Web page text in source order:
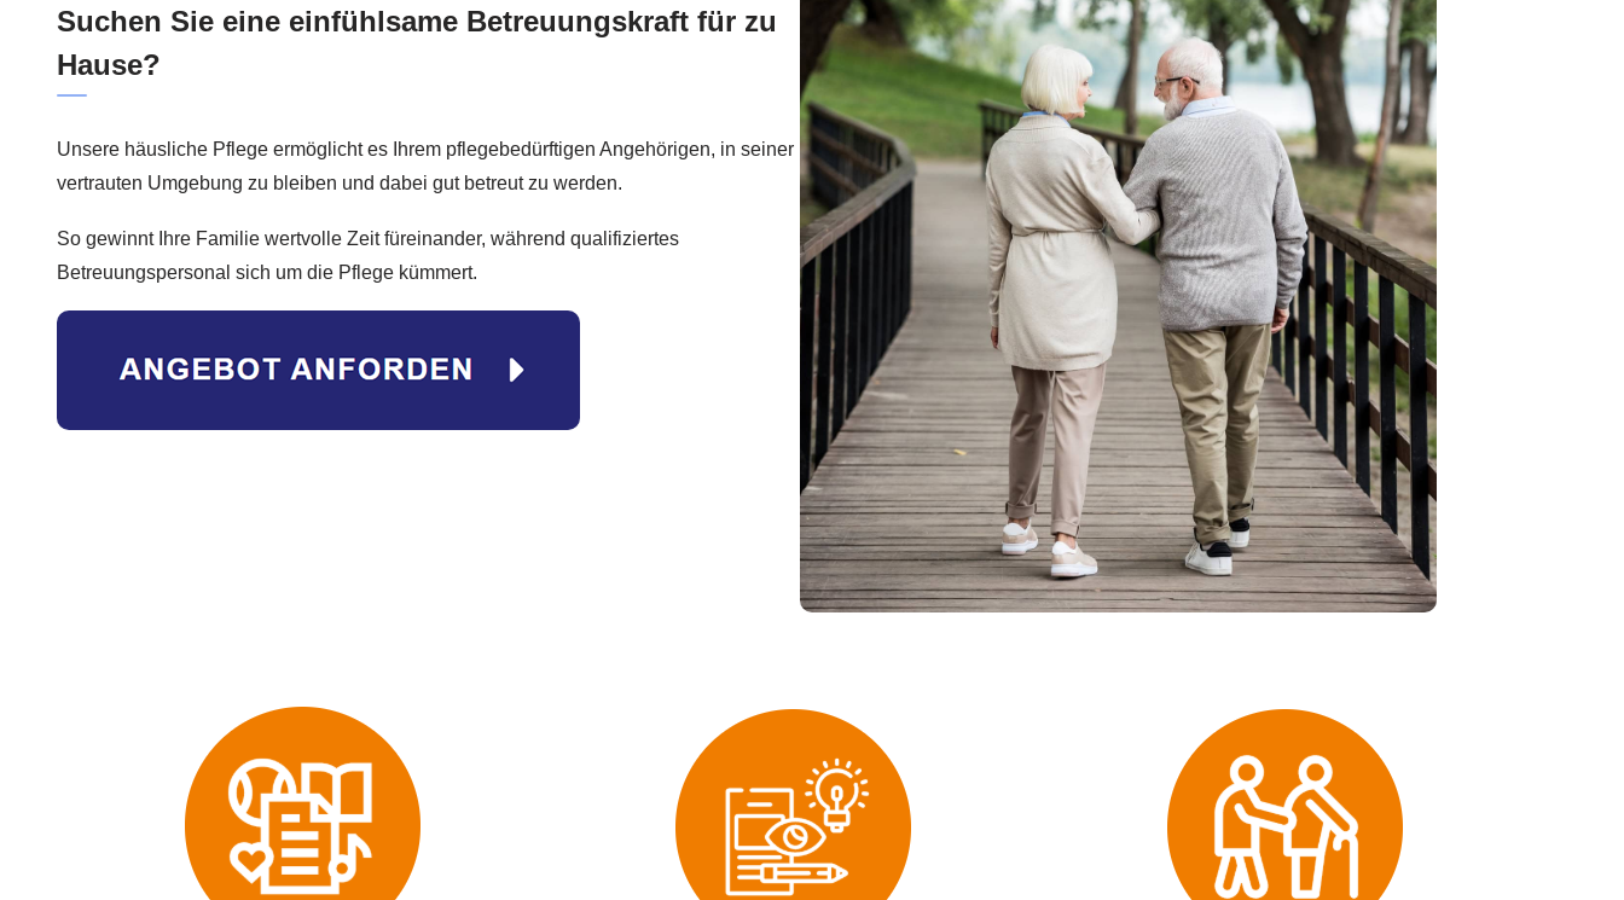
Suchen Sie eine einfühlsame Betreuungskraft für zu
Hause?
Unsere häusliche Pflege ermöglicht es Ihrem pflegebedürftigen Angehörigen, in seiner
vertrauten Umgebung zu bleiben und dabei gut betreut zu werden.
So gewinnt Ihre Familie wertvolle Zeit füreinander, während qualifiziertes
Betreuungspersonal sich um die Pflege kümmert.